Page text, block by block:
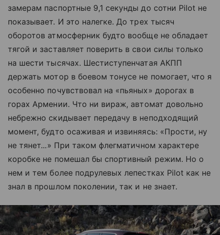
замерам паспортные 9,1 секунды до сотни Pilot не
показывает. И это налегке. До трех тысяч
оборотов атмосферник будто вообще не обладает
тягой и заставляет поверить в свои силы только
на шести тысячах. Шестиступенчатая АКПП
держать мотор в боевом тонусе не помогает, что я
особенно почувствовал на «пьяных» дорогах в
горах Армении. Что ни вираж, автомат довольно
небрежно скидывает передачу в неподходящий
момент, будто осаживая и извиняясь: «Прости, ну
не тянет...» При таком флегматичном характере
коробке не помешал бы спортивный режим. Но о
нем и тем более подрулевых лепестках Pilot как не
знал в прошлом поколении, так и не знает.